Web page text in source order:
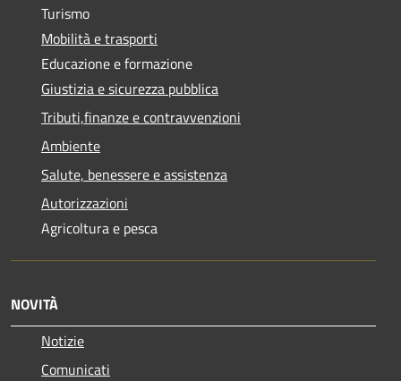
Turismo
Mobilità e trasporti
Educazione e formazione
Giustizia e sicurezza pubblica
Tributi,finanze e contravvenzioni
Ambiente
Salute, benessere e assistenza
Autorizzazioni
Agricoltura e pesca
NOVITÀ
Notizie
Comunicati